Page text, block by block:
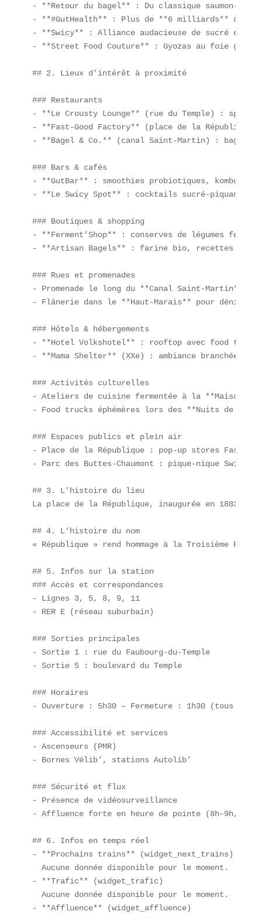
- **Retour du bagel** : Du classique saumon-
- **#GutHealth** : Plus de **6 milliards** de
- **Swicy** : Alliance audacieuse de sucré et
- **Street Food Couture** : Gyozas au foie
## 2. Lieux d’intérêt à proximité
### Restaurants
- **Le Crousty Lounge** (rue du Temple) :
- **Fast-Good Factory** (place de la
- **Bagel & Co.** (canal Saint-Martin) : bagels
### Bars & cafés
- **GutBar** : smoothies probiotiques,
- **Le Swicy Spot** : cocktails sucré-piquants
### Boutiques & shopping
- **Ferment’Shop** : conserves de légumes
- **Artisan Bagels** : farine bio, recettes
### Rues et promenades
- Promenade le long du **Canal Saint-Martin**
- Flânerie dans le **Haut-Marais** pour
### Hôtels & hébergements
- **Hotel Volkshotel** : rooftop avec food
- **Mama Shelter** (XXe) : ambiance branchée,
### Activités culturelles
- Ateliers de cuisine fermentée à la **Maison
- Food trucks éphémères lors des **Nuits de
### Espaces publics et plein air
- Place de la République : pop-up stores Fast-
- Parc des Buttes-Chaumont : pique-nique Swicy
## 3. L’histoire du lieu
La place de la République, inaugurée en 1883,
## 4. L’histoire du nom
« République » rend hommage à la Troisième
## 5. Infos sur la station
### Accès et correspondances
- Lignes 3, 5, 8, 9, 11
- RER E (réseau suburbain)
### Sorties principales
- Sortie 1 : rue du Faubourg-du-Temple
- Sortie 5 : boulevard du Temple
### Horaires
- Ouverture : 5h30 – Fermeture : 1h30 (tous
### Accessibilité et services
- Ascenseurs (PMR)
- Bornes Vélib’, stations Autolib’
### Sécurité et flux
- Présence de vidéosurveillance
- Affluence forte en heure de pointe (8h–9h,
## 6. Infos en temps réel
- **Prochains trains** (widget_next_trains)
  Aucune donnée disponible pour le moment.
- **Trafic** (widget_trafic)
  Aucune donnée disponible pour le moment.
- **Affluence** (widget_affluence)